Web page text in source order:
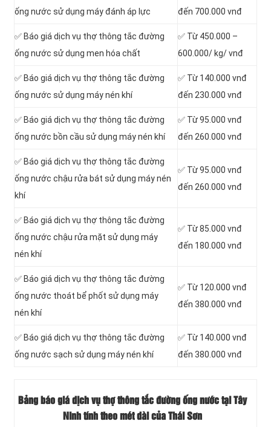
ống nước sử dụng máy đánh áp lực
đến 700.000 vnđ
✅ Báo giá dịch vụ thợ thông tắc đường
ống nước sử dụng men hóa chất
✅ Từ 450.000 –
600.000/ kg/ vnđ
✅ Báo giá dịch vụ thợ thông tắc đường
ống nước sử dụng máy nén khí
✅ Từ 140.000 vnđ
đến 230.000 vnđ
✅ Báo giá dịch vụ thợ thông tắc đường
ống nước bồn cầu sử dụng máy nén khí
✅ Từ 95.000 vnđ
đến 260.000 vnđ
✅ Báo giá dịch vụ thợ thông tắc đường
ống nước chậu rửa bát sử dụng máy nén
khí
✅ Từ 95.000 vnđ
đến 260.000 vnđ
✅ Báo giá dịch vụ thợ thông tắc đường
ống nước chậu rửa mặt sử dụng máy
nén khí
✅ Từ 85.000 vnđ
đến 180.000 vnđ
✅ Báo giá dịch vụ thợ thông tắc đường
ống nước thoát bể phốt sử dụng máy
nén khí
✅ Từ 120.000 vnđ
đến 380.000 vnđ
✅ Báo giá dịch vụ thợ thông tắc đường
ống nước sạch sử dụng máy nén khí
✅ Từ 140.000 vnđ
đến 380.000 vnđ
Bảng báo giá dịch vụ thợ thông tắc đường ống nước tại Tây
Ninh tính theo mét dài của Thái Sơn